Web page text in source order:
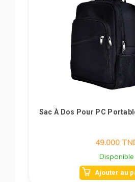
Sac À Dos Pour PC
49.000
Disponible
Ajouter au